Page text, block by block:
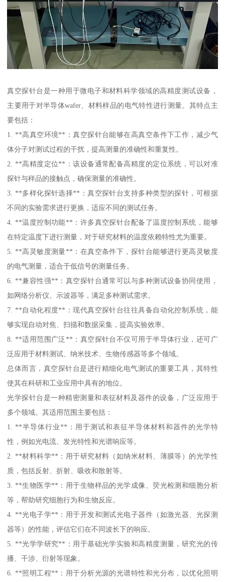
真空探针台是一种用于微电子和材料科学领域的高精度测试设备，
主要用于对半导体wafer、材料样品的电气特性进行测量。其特点主
要包括：
1. **高真空环境**：真空探针台能够在高真空条件下工作，减少气
体分子对测试过程的干扰，提高测量的准确性和重复性。
2. **高精度定位**：该设备通常配备高精度的定位系统，可以对准
探针与样品的接触点，确保测量的准确性。
3. **多样化探针选择**：真空探针台支持多种类型的探针，可根据
不同的实验需求进行更换，适应不同的测试任务。
4. **温度控制功能**：许多真空探针台配备了温度控制系统，能够
在特定温度下进行测量，对于研究材料的温度依赖特性尤为重要。
5. **高灵敏度测量**：在真空条件下，探针台能够进行更高灵敏度
的电气测量，适合于低信号的测量任务。
6. **兼容性强**：真空探针台通常可以与多种测试设备协同使用，
如网络分析仪、示波器等，满足多种测试需求。
7. **自动化程度**：现代真空探针台往往具备自动化控制系统，能
够实现自动对焦、扫描和数据采集，提高实验效率。
8. **适用范围广泛**：真空探针台不仅可用于半导体行业，还可广
泛应用于材料测试、纳米技术、生物传感器等多个领域。
总体而言，真空探针台是进行精细化电气测试的重要工具，其特性
使其在科研和工业应用中具有的地位。
光学探针台是一种精密测量和表征材料及器件的设备，广泛应用于
多个领域。其适用范围主要包括：
1. **半导体行业**：用于测试和表征半导体材料和器件的光学特
性，例如光电流、发光特性和光谱响应等。
2. **材料科学**：用于研究材料（如纳米材料、薄膜等）的光学性
质，包括反射、折射、吸收和散射等。
3. **生物医学**：用于生物样品的光学成像、荧光检测和细胞分析
等，帮助研究细胞行为和生物反应。
4. **光电子学**：用于开发和测试光电子器件（如激光器、光探测
器等）的性能，评估它们在不同波长下的响应。
5. **光学学研究**：用于基础光学实验和高精度测量，研究光的传
播、干涉、衍射等现象。
6. **照明工程**：用于分析光源的光谱特性和光分布，以优化照明